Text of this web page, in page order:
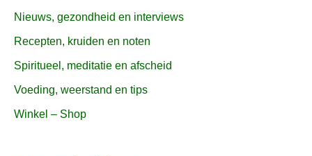
Nieuws, gezondheid en interviews
Recepten, kruiden en noten
Spiritueel, meditatie en afscheid
Voeding, weerstand en tips
Winkel – Shop